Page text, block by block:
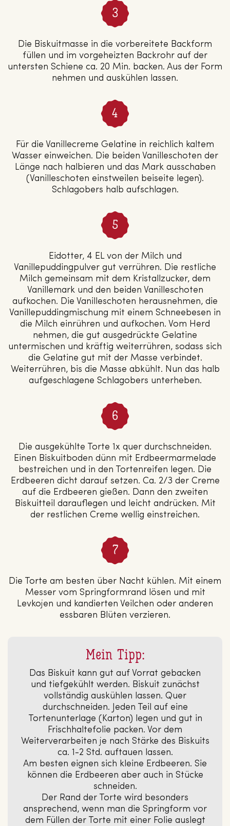
Die Biskuitmasse in die vorbereitete Backform
füllen und im vorgeheizten Backrohr auf der
untersten Schiene ca. 20 Min. backen. Aus der Form
nehmen und auskühlen lassen.
Für die Vanillecreme Gelatine in reichlich kaltem
Wasser einweichen. Die beiden Vanilleschoten der
Länge nach halbieren und das Mark ausschaben
(Vanilleschoten einstweilen beiseite legen).
Schlagobers halb aufschlagen.
Eidotter, 4 EL von der Milch und
Vanillepuddingpulver gut verrühren. Die restliche
Milch gemeinsam mit dem Kristallzucker, dem
Vanillemark und den beiden Vanilleschoten
aufkochen. Die Vanilleschoten herausnehmen, die
Vanillepuddingmischung mit einem Schneebesen in
die Milch einrühren und aufkochen. Vom Herd
nehmen, die gut ausgedrückte Gelatine
untermischen und kräftig weiterrühren, sodass sich
die Gelatine gut mit der Masse verbindet.
Weiterrühren, bis die Masse abkühlt. Nun das halb
aufgeschlagene Schlagobers unterheben.
Die ausgekühlte Torte 1x quer durchschneiden.
Einen Biskuitboden dünn mit Erdbeermarmelade
bestreichen und in den Tortenreifen legen. Die
Erdbeeren dicht darauf setzen. Ca. 2/3 der Creme
auf die Erdbeeren gießen. Dann den zweiten
Biskuitteil darauflegen und leicht andrücken. Mit
der restlichen Creme wellig einstreichen.
Die Torte am besten über Nacht kühlen. Mit einem
Messer vom Springformrand lösen und mit
Levkojen und kandierten Veilchen oder anderen
essbaren Blüten verzieren.
Mein Tipp:
Das Biskuit kann gut auf Vorrat gebacken
und tiefgekühlt werden. Biskuit zunächst
vollständig auskühlen lassen. Quer
durchschneiden. Jeden Teil auf eine
Tortenunterlage (Karton) legen und gut in
Frischhaltefolie packen. Vor dem
Weiterverarbeiten je nach Stärke des Biskuits
ca. 1-2 Std. auftauen lassen.
Am besten eignen sich kleine Erdbeeren. Sie
können die Erdbeeren aber auch in Stücke
schneiden.
Der Rand der Torte wird besonders
ansprechend, wenn man die Springform vor
dem Füllen der Torte mit einer Folie auslegt